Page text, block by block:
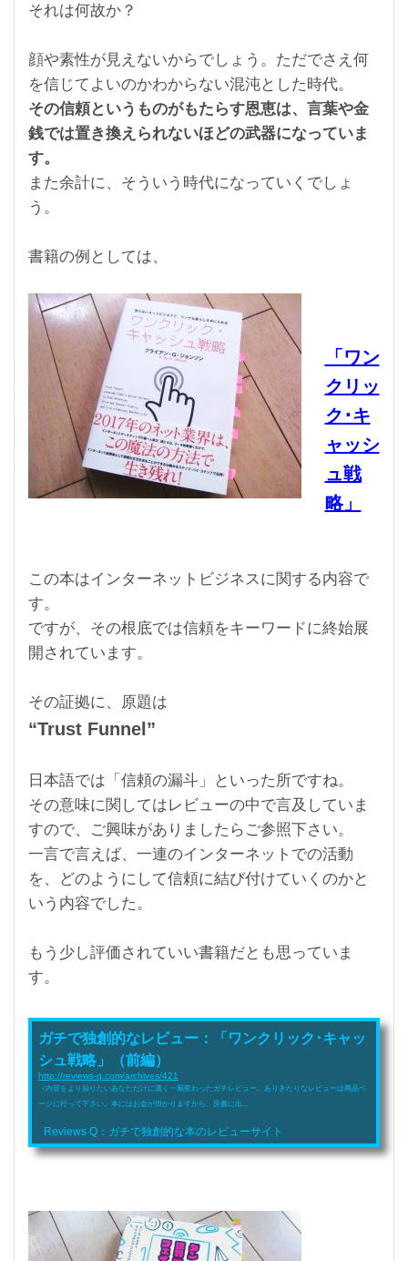
それは何故か？
顔や素性が見えないからでしょう。ただでさえ何
を信じてよいのかわからない混沌とした時代。
その信頼というものがもたらす恩恵は、言葉や金
銭では置き換えられないほどの武器になっていま
す。
また余計に、そういう時代になっていくでしょ
う。
書籍の例としては、
「ワン
クリッ
ク･キ
ャッシ
ュ戦
略」
この本はインターネットビジネスに関する内容で
す。
ですが、その根底では信頼をキーワードに終始展
開されています。
その証拠に、原題は
“Trust Funnel”
日本語では「信頼の漏斗」といった所ですね。
その意味に関してはレビューの中で言及していま
すので、ご興味がありましたらご参照下さい。
一言で言えば、一連のインターネットでの活動
を、どのようにして信頼に結び付けていくのかと
いう内容でした。
もう少し評価されていい書籍だとも思っていま
す。
ガチで独創的なレビュー：「ワンクリック･キャッ
シュ戦略」（前編）
http://reviews-q.com/archives/421
（内容をより知りたいあなただけに濃く一風変わったガチレビュー。ありきたりなレビューは商品ペ
ージに行って下さい。本にはお金が掛かりますから、良書に出...
Reviews Q：ガチで独創的な本のレビューサイト